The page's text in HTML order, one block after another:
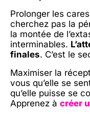
Prolonger les
cherchez pas la
la montée de
interminables.
finales. C’est le
Maximiser la
vous qu’elle se
qu’elle puisse se
Apprenez à créer